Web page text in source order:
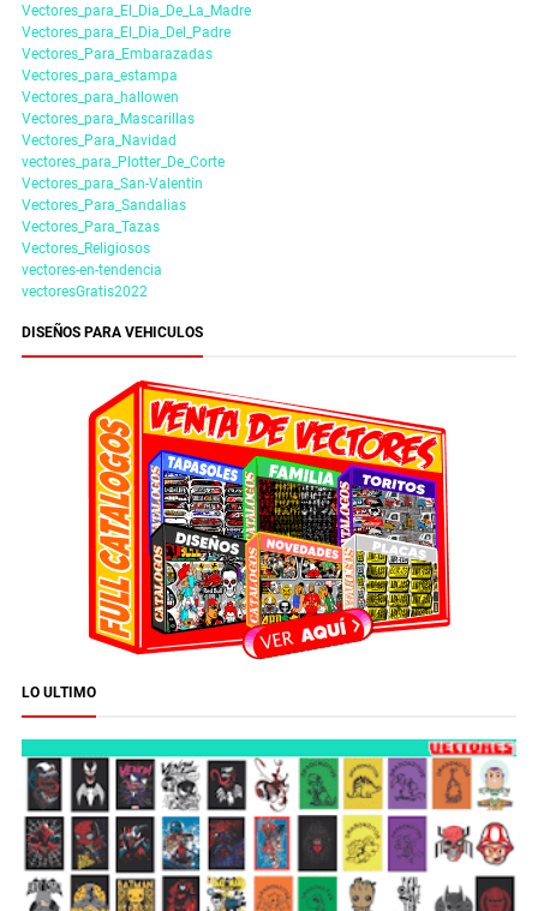
Vectores_para_El_Dia_De_La_Madre
Vectores_para_El_Dia_Del_Padre
Vectores_Para_Embarazadas
Vectores_para_estampa
Vectores_para_hallowen
Vectores_para_Mascarillas
Vectores_Para_Navidad
vectores_para_Plotter_De_Corte
Vectores_para_San-Valentin
Vectores_Para_Sandalias
Vectores_Para_Tazas
Vectores_Religiosos
vectores-en-tendencia
vectoresGratis2022
DISEÑOS PARA VEHICULOS
LO ULTIMO